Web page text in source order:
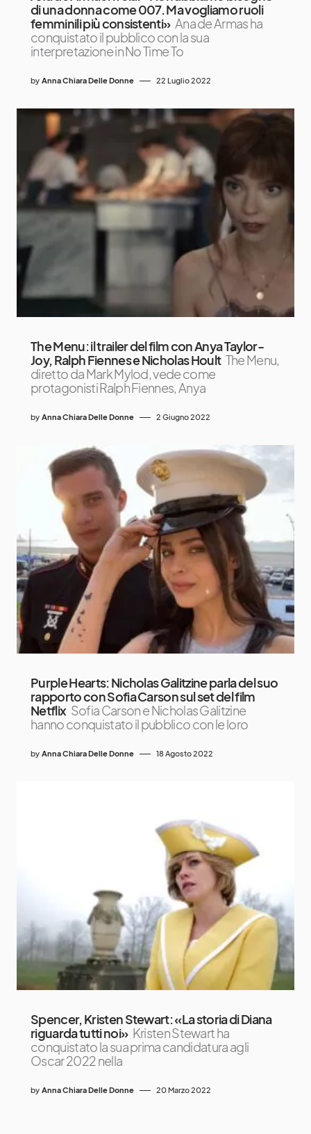
di una donna come 007. Ma vogliamo ruoli
femminili più consistenti» Ana de Armas ha
conquistato il pubblico con la sua
interpretazione in No Time To
by Anna Chiara Delle Donne 22 Luglio 2022
The Menu: il trailer del film con Anya Taylor-
Joy, Ralph Fiennes e Nicholas Hoult The Menu,
diretto da Mark Mylod, vede come
protagonisti Ralph Fiennes, Anya
by Anna Chiara Delle Donne 2 Giugno 2022
Purple Hearts: Nicholas Galitzine parla del suo
rapporto con Sofia Carson sul set del film
Netflix Sofia Carson e Nicholas Galitzine
hanno conquistato il pubblico con le loro
by Anna Chiara Delle Donne 18 Agosto 2022
Spencer, Kristen Stewart: «La storia di Diana
riguarda tutti noi» Kristen Stewart ha
conquistato la sua prima candidatura agli
Oscar 2022 nella
by Anna Chiara Delle Donne 20 Marzo 2022